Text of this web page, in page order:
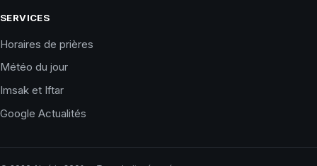
SERVICES
Horaires de prières
Météo du jour
Imsak et Iftar
Google Actualités